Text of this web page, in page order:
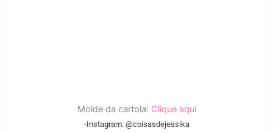
Molde da cartola: Clique aqui
-Instagram: @coisasdejessika